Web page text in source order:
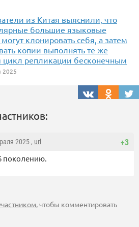
из Китая выяснили, что
большие языковые
клонировать себя, а затем
копии выполнять те же
цикл репликации бесконечным
+3
2025 , url
поколению.
, чтобы комментировать